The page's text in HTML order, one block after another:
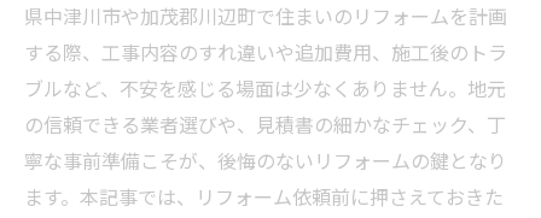
県中津川市や加茂郡川辺町で住まいのリフォームを計画
する際、工事内容のすれ違いや追加費用、施工後のトラ
ブルなど、不安を感じる場面は少なくありません。地元
の信頼できる業者選びや、見積書の細かなチェック、丁
寧な事前準備こそが、後悔のないリフォームの鍵となり
ます。本記事では、リフォーム依頼前に押さえておきた